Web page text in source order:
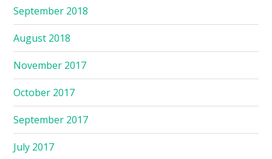
September 2018
August 2018
November 2017
October 2017
September 2017
July 2017